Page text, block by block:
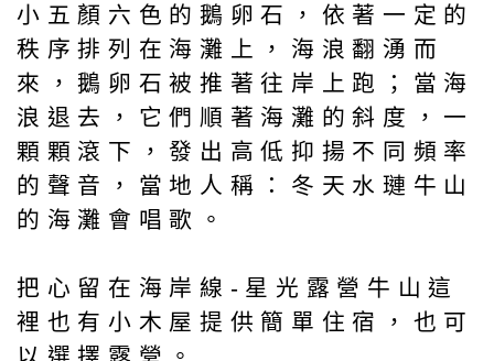
小五顏六色的鵝卵石，依著一定的
秩序排列在海灘上，海浪翻湧而
來，鵝卵石被推著往岸上跑；當海
浪退去，它們順著海灘的斜度，一
顆顆滾下，發出高低抑揚不同頻率
的聲音，當地人稱：冬天水璉牛山
的海灘會唱歌。
把心留在海岸線-星光露營牛山這
裡也有小木屋提供簡單住宿，也可
以選擇露營。